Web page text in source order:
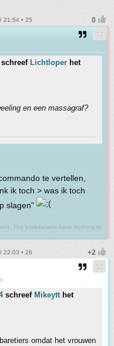
21:54 • 25
schreef Lichtloper het
en een massagraf?
te vertellen,
ik toch > was ik toch
slagen"
The proletarians have nothing to
22:03 • 26
schreef Mikeytt het
omdat het vrouwen